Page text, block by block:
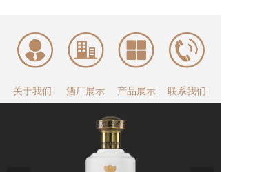
关于我们 酒厂展示 产品展示 联系我们